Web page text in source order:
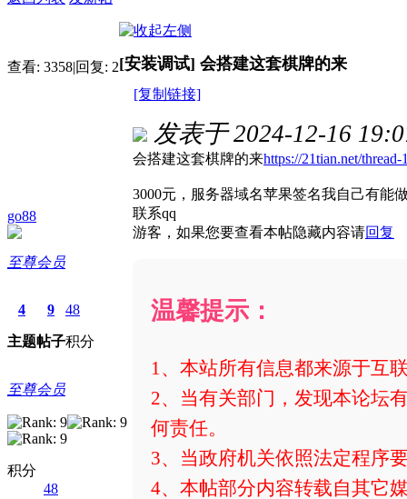
查看: 3358 回复: 2[安装调试] 会搭建这套棋牌的来
[复制链接]
go88
至尊会员
4
主题
9
帖子
48
积分
至尊会员
积分
48
发表于 2024-12-16
会搭建这套棋牌的来https://21tian.net/
3000元，服务器域名苹果签名我自己有能
联系qq
游客，如果您要查看本帖隐藏内容请回复
温馨提示：
1、本站所有信息都来源于互
2、当有关部门，发现本论坛
何责任。
3、当政府机关依照法定程序
4、本帖部分内容转载自其它